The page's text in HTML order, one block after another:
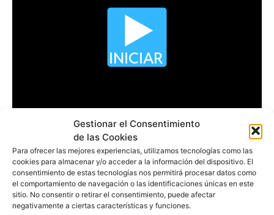
Gestionar el Consentimiento
de las Cookies
Para ofrecer las mejores experiencias, utilizamos tecnologías como las
cookies para almacenar y/o acceder a la información del dispositivo. El
consentimiento de estas tecnologías nos permitirá procesar datos como
el comportamiento de navegación o las identificaciones únicas en este
sitio. No consentir o retirar el consentimiento, puede afectar
negativamente a ciertas características y funciones.